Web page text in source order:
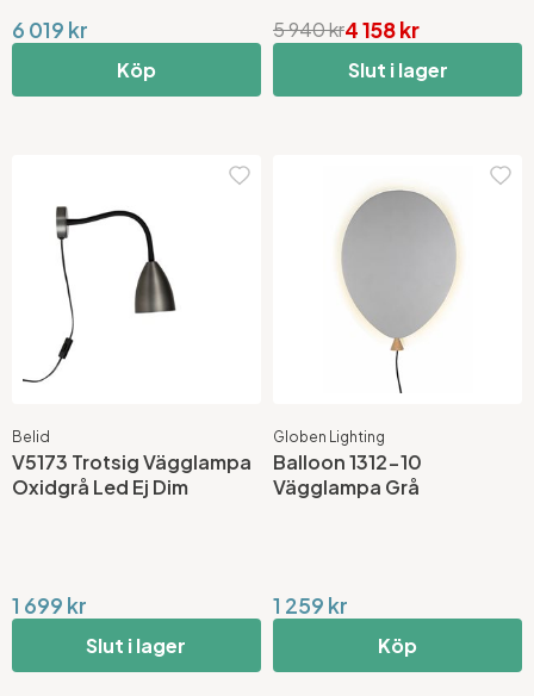
6 019 kr
Köp
4 158 kr
5 940 kr
Slut i lager
Belid
V5173 Trotsig Vägglampa
Oxidgrå Led Ej Dim
1 699 kr
Slut i lager
Globen Lighting
Balloon 1312-10
Vägglampa Grå
1 259 kr
Köp